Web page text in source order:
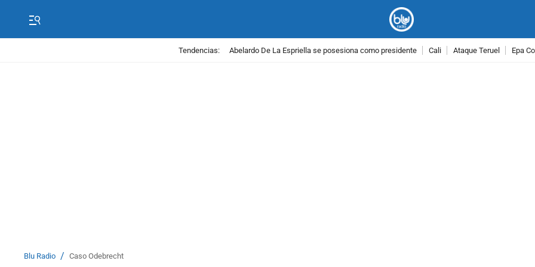
Tendencias: Abelardo De La Espriella se posesiona como presidente Cali Ataque Teruel Epa
Blu Radio / Caso Odebrecht